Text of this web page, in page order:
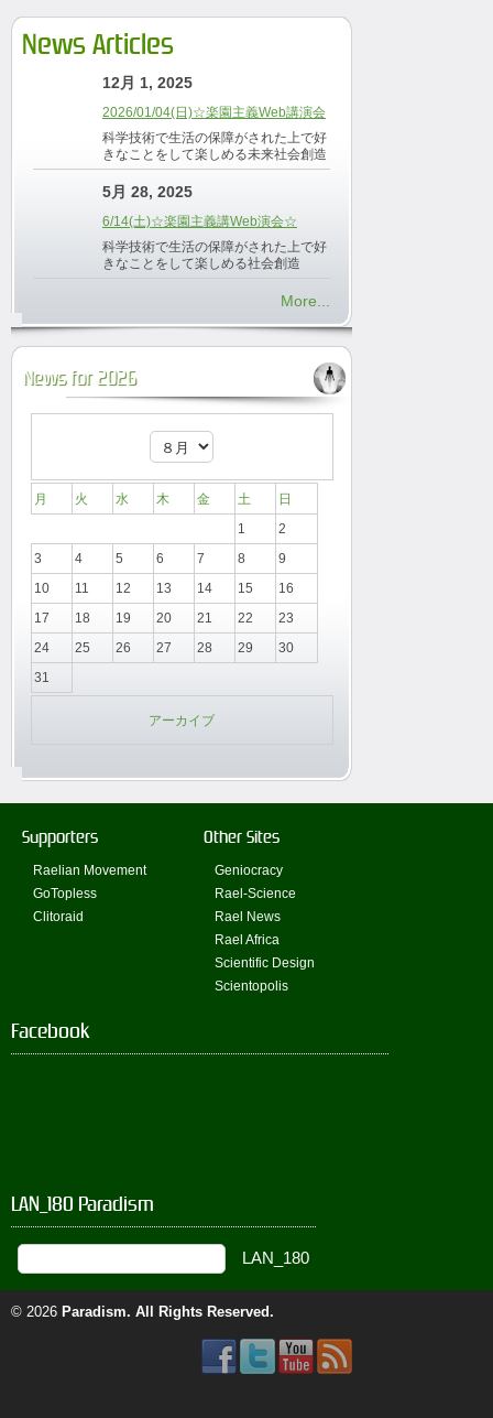
News Articles
12月 1, 2025
2026/01/04(日)☆楽園主義Web講演会
科学技術で生活の保障がされた上で好
きなことをして楽しめる未来社会創造
5月 28, 2025
6/14(土)☆楽園主義講Web演会☆
科学技術で生活の保障がされた上で好
きなことをして楽しめる社会創造
More...
News for 2026
月 火 水 木 金 土
日
1
2
3
4 5 6 7 8
9
10
11 12 13 14 15
16
17
18 19 20 21 22
23
24
25 26 27 28 29
30
31
アーカイブ
Supporters
Raelian Movement
GoTopless
Clitoraid
Other Sites
Geniocracy
Rael-Science
Rael News
Rael Africa
Scientific Design
Scientopolis
Facebook
LAN_180 Paradism
© 2026 Paradism. All Rights Reserved.